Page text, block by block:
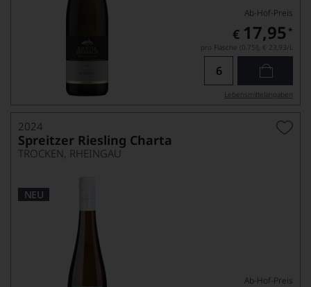
Ab-Hof-Preis
€ 17,95 *
pro Flasche (0.75l), € 23,93/L
Lebensmittel­angaben
2024
Spreitzer Riesling Charta
TROCKEN, RHEINGAU
NEU
Ab-Hof-Preis